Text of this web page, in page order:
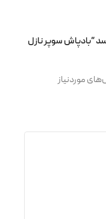
“بادپاش سوپر نازل
موردنیاز